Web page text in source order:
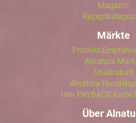
Magazin
Märkte
Produkt-
Alnatura
Studirabatt
Alnatura
Hier PAYBACK Karte
Über